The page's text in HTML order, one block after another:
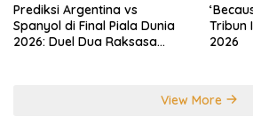
Prediksi Argentina vs
Spanyol di Final Piala Dunia
2026: Duel Dua Raksasa
Tribun
2026
View More